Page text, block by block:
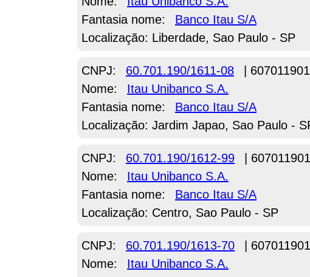
Fantasia nome:
Banco Itau S/A
Localização: Liberdade, Sao Paulo - SP
CNPJ: 60.701.190/1611-08
|
Nome:
Itau Unibanco S.A.
Fantasia nome:
Banco Itau S/A
Localização: Jardim Japao, Sao Paulo -
CNPJ: 60.701.190/1612-99
|
Nome:
Itau Unibanco S.A.
Fantasia nome:
Banco Itau S/A
Localização: Centro, Sao Paulo - SP
CNPJ: 60.701.190/1613-70
|
Nome:
Itau Unibanco S.A.